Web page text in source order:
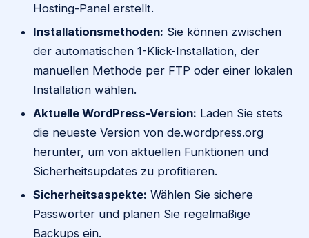
Hosting-Panel erstellt.
Installationsmethoden: Sie können zwischen
der automatischen 1-Klick-Installation, der
manuellen Methode per FTP oder einer lokalen
Installation wählen.
Aktuelle WordPress-Version: Laden Sie stets
die neueste Version von de.wordpress.org
herunter, um von aktuellen Funktionen und
Sicherheitsupdates zu profitieren.
Sicherheitsaspekte: Wählen Sie sichere
Passwörter und planen Sie regelmäßige
Backups ein.